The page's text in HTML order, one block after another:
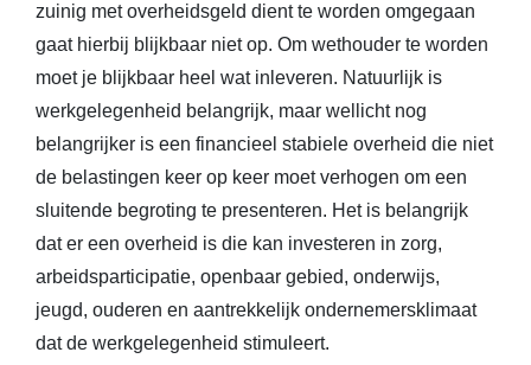
zuinig met overheidsgeld dient te worden omgegaan
gaat hierbij blijkbaar niet op. Om wethouder te worden
moet je blijkbaar heel wat inleveren. Natuurlijk is
werkgelegenheid belangrijk, maar wellicht nog
belangrijker is een financieel stabiele overheid die niet
de belastingen keer op keer moet verhogen om een
sluitende begroting te presenteren. Het is belangrijk
dat er een overheid is die kan investeren in zorg,
arbeidsparticipatie, openbaar gebied, onderwijs,
jeugd, ouderen en aantrekkelijk ondernemersklimaat
dat de werkgelegenheid stimuleert.